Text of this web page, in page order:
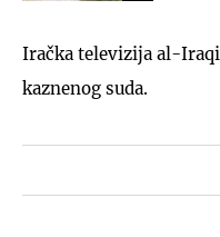
Iračka televizija al-
kaznenog suda.